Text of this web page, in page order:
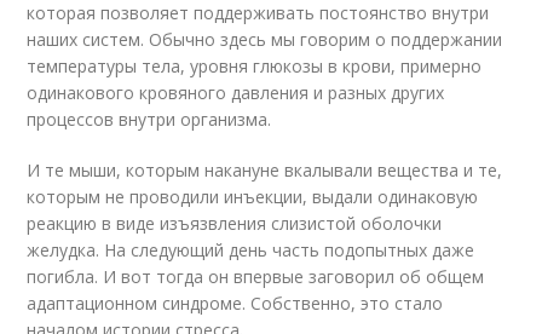
которая позволяет поддерживать постоянство внутри
наших систем. Обычно здесь мы говорим о поддержании
температуры тела, уровня глюкозы в крови, примерно
одинакового кровяного давления и разных других
процессов внутри организма.
И те мыши, которым накануне вкалывали вещества и те,
которым не проводили инъекции, выдали одинаковую
реакцию в виде изъязвления слизистой оболочки
желудка. На следующий день часть подопытных даже
погибла. И вот тогда он впервые заговорил об общем
адаптационном синдроме. Собственно, это стало